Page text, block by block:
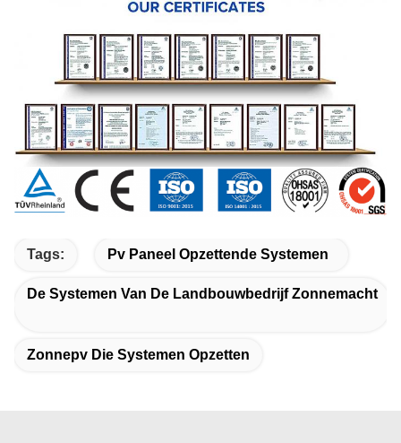
Tags: Pv Paneel Opzettende Systemen
De Systemen Van De Landbouwbedrijf Zonnemacht
Zonnepv Die Systemen Opzetten